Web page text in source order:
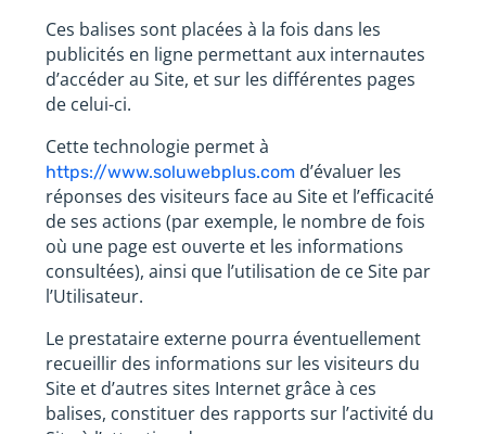
Ces balises sont placées à la fois dans les
publicités en ligne permettant aux internautes
d’accéder au Site, et sur les différentes pages
de celui-ci.
Cette technologie permet à
https://www.soluwebplus.com d’évaluer les
réponses des visiteurs face au Site et l’efficacité
de ses actions (par exemple, le nombre de fois
où une page est ouverte et les informations
consultées), ainsi que l’utilisation de ce Site par
l’Utilisateur.
Le prestataire externe pourra éventuellement
recueillir des informations sur les visiteurs du
Site et d’autres sites Internet grâce à ces
balises, constituer des rapports sur l’activité du